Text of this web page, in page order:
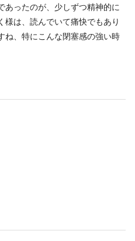
あったのが、少しずつ精神的に
様は、読んでいて痛快でもあり
ね、特にこんな閉塞感の強い時